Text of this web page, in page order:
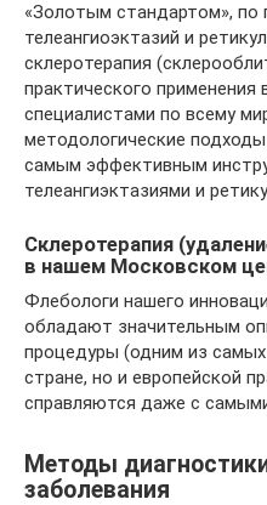
«Золотым стандартом», по
телеангиоэктазий и
склеротерапия
практического
специалистами по всему
методологические
самым эффективным
телеангиэктазиями и
Склеротерапия
в нашем Московском
Флебологи нашего
обладают значительным
процедуры (одним из
стране, но и европейской
справляются даже с
Методы
заболевания